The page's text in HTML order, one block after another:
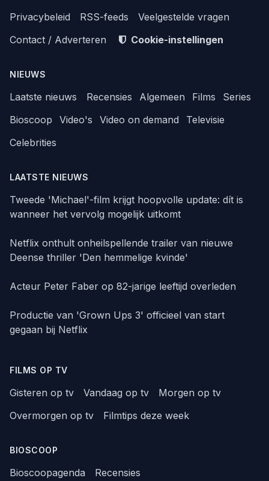
Privacybeleid RSS-feeds
Veelgestelde vragen
Contact / Adverteren
Cookie-instellingen
NIEUWS
Laatste nieuws Recensies Algemeen Films
Series
Bioscoop
Video's Video on demand
Televisie
Celebrities
LAATSTE NIEUWS
Tweede 'Michael'-film krijgt hoopvolle update: dít is
wanneer het vervolg mogelijk uitkomt
Netflix onthult onheilspellende trailer van nieuwe
Deense thriller 'Den hemmelige kvinde'
Acteur Peter Faber op 82-jarige leeftijd overleden
Productie van 'Grown Ups 3' officieel van start
gegaan bij Netflix
FILMS OP TV
Gisteren op tv Vandaag op tv
Morgen op tv
Overmorgen op tv
Filmtips deze week
BIOSCOOP
Bioscoopagenda
Recensies